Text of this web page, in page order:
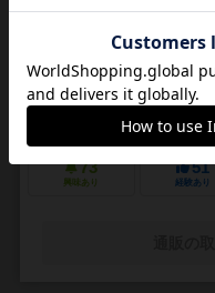
悪夢のような街で他の狩人
ＰＳ４で発売されたフロムソ
ーム化。 かつて栄華を極め
びこっていた。あなたは「
73
興味あり
51
経験あり